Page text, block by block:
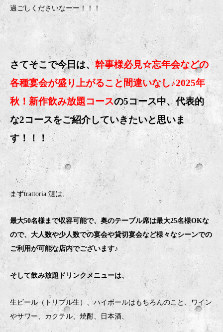
過ごしくださいなーー！！！
さてそこで今日は、幹事様必見☆忘年会などの
各種宴会が盛り上がること間違いなし♪2025年
秋！新作飲み放題コースの5コース中、代表的
な2コースをご紹介していきたいと思いま
す！！！
まずtrattoria 漣は、
最大50名様まで収容可能で、奥のテーブル席は最大25名様OKな
ので、大人数や少人数での宴会や貸切宴会など様々なシーンでの
ご利用が可能な店内でございます♪
そして飲み放題ドリンクメニューは、
生ビール（トリプル生）、ハイボールはもちろんのこと、ワイン
やサワー、カクテル、焼酎、日本酒、